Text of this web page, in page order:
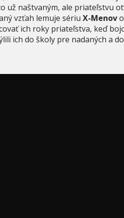
už naštvaným, ale priateľstvu
vzťah lemuje sériu X-Menov
ich roky priateľstva, keď
ich do školy pre nadaných a